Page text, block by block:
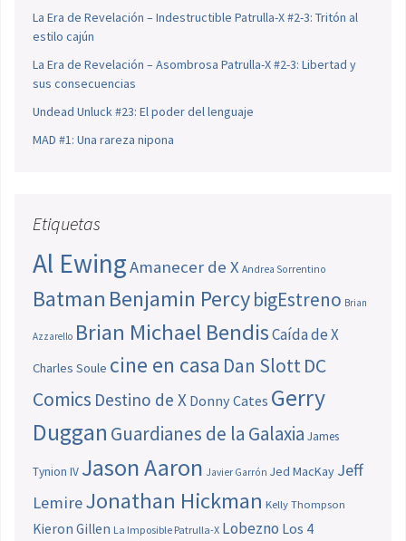
La Era de Revelación – Indestructible Patrulla-X #2-3: Tritón al
estilo cajún
La Era de Revelación – Asombrosa Patrulla-X #2-3: Libertad y
sus consecuencias
Undead Unluck #23: El poder del lenguaje
MAD #1: Una rareza nipona
Etiquetas
Al EwingAmanecer de X Andrea Sorrentino
Batman Benjamin PercybigEstreno Brian
Azzarello Brian Michael BendisCaída de X
Charles Soule cine en casa Dan SlottDC
Comics Destino de X Donny Cates Gerry
Duggan Guardianes de la Galaxia James
Tynion IV Jason Aaron Javier Garrón Jed MacKay Jeff
LemireJonathan Hickman Kelly Thompson
Kieron Gillen La Imposible Patrulla-X Lobezno Los 4